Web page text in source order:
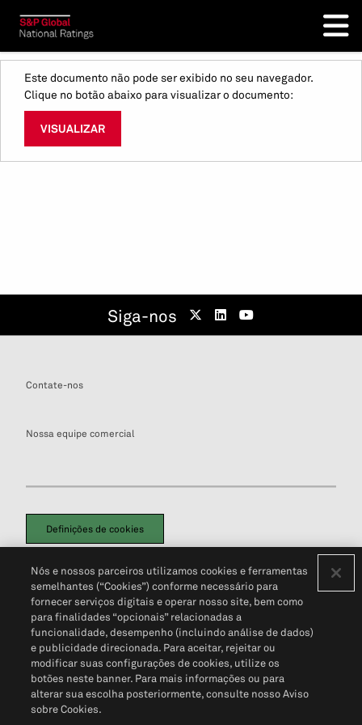
Este documento não pode ser exibido no seu navegador.
Clique no botão abaixo para visualizar o documento:
VISUALIZAR
Siga-nos
Contate-nos
Nossa equipe comercial
Definições de cookies
Política de PrivacidadePortal de privacidade do cliente (em inglês)
Não Venda Minhas Informações Pessoais© 2026 S&P Global
Nós e nossos parceiros utilizamos cookies e ferramentas
semelhantes (“Cookies”) conforme necessário para
fornecer serviços digitais e operar nosso site, bem como
para finalidades “opcionais” relacionadas a
funcionalidade, desempenho (incluindo análise de dados)
e publicidade direcionada. Para aceitar, rejeitar ou
modificar suas configurações de cookies, utilize os
botões neste banner. Para mais informações ou para
alterar sua escolha posteriormente, consulte nosso Aviso
sobre Cookies.